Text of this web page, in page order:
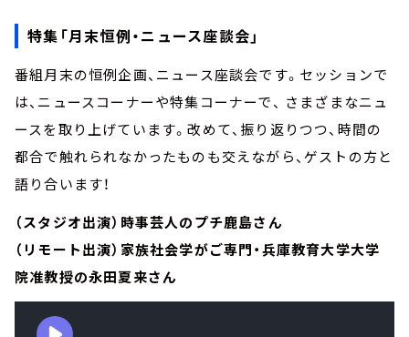
特集「月末恒例・ニュース座談会」
番組月末の恒例企画、ニュース座談会です。セッションで
は、ニュースコーナーや特集コーナーで、 さまざまなニュ
ースを取り上げています。改めて、振り返りつつ、時間の
都合で触れられなかったものも交えながら、ゲストの方と
語り合います！
（スタジオ出演）時事芸人のプチ鹿島さん
（リモート出演）家族社会学がご専門・兵庫教育大学大学
院准教授の永田夏来さん